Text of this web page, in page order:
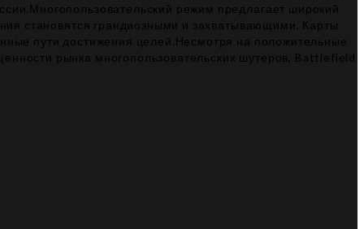
режим предлагает широкий
становятся грандиозными и захватывающими. Карты
пути достижения целей.Несмотря на положительные
рынка многопользовательских шутеров, Battlefield